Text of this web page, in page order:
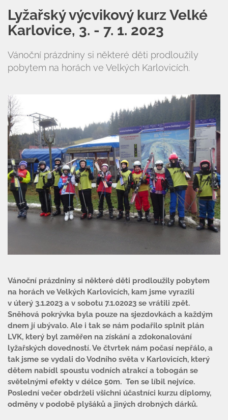
Úvod
Organizace školního roku
Úřední deska
Naše škola
Lyžařský výcvikový kurz Velké
Karlovice, 3. - 7. 1. 2023
Vánoční prázdniny si některé děti prodloužily
pobytem na horách ve Velkých Karlovicích.
Vánoční prázdniny si některé děti prodloužily pobytem
na horách ve Velkých Karlovicích, kam jsme vyrazili
v úterý 3.1.2023 a v sobotu 7.1.02023 se vrátili zpět.
Sněhová pokrývka byla pouze na sjezdovkách a každým
dnem jí ubývalo. Ale i tak se nám podařilo splnit plán
LVK, který byl zaměřen na získání a zdokonalování
lyžařských dovedností. Ve čtvrtek nám počasí nepřálo, a
tak jsme se vydali do Vodního světa v Karlovicích, který
dětem nabídl spoustu vodních atrakcí a tobogán se
světelnými efekty v délce 50m. Ten se líbil nejvíce.
Poslední večer obdrželi všichni účastníci kurzu diplomy,
odměny v podobě plyšáků a jiných drobných dárků.